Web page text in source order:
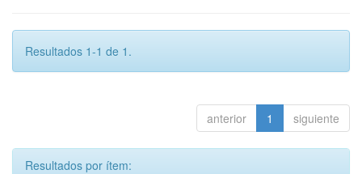
Resultados 1-1 de 1.
anterior 1 siguiente
Resultados por ítem: